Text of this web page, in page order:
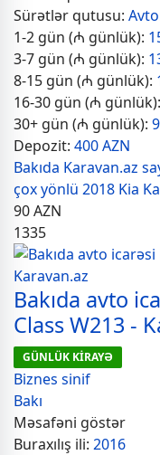
Sürətlər qutusu:
1-2 gün (₼ günlük):
3-7 gün (₼ günlük):
8-15 gün (₼ günlük):
16-30 gün (₼ günlük):
30+ gün (₼ günlük):
Depozit: 400 AZN
Bakıda Karavan.az
çox yönlü 2018 Kia
90AZN
1335
Bakıda avto
Class W213 -
GÜNLÜK KİRAYƏ
Biznes sinif
Bakı
Məsafəni göstər
Buraxılış ili: 2016